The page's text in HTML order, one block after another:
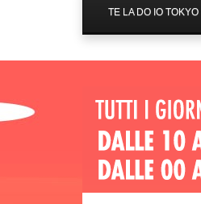
TE LA DO IO TOKYO